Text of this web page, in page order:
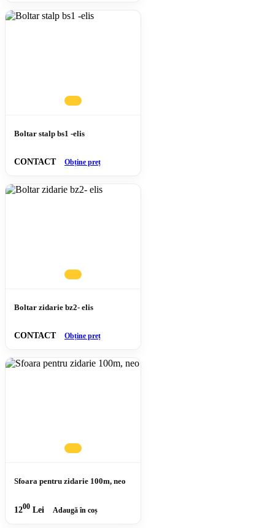
Boltar stalp bs1 -elis
CONTACT Obține preț
Boltar zidarie bz2- elis
CONTACT Obține preț
Sfoara pentru zidarie 100m, neo
1200 Lei Adaugă în coș